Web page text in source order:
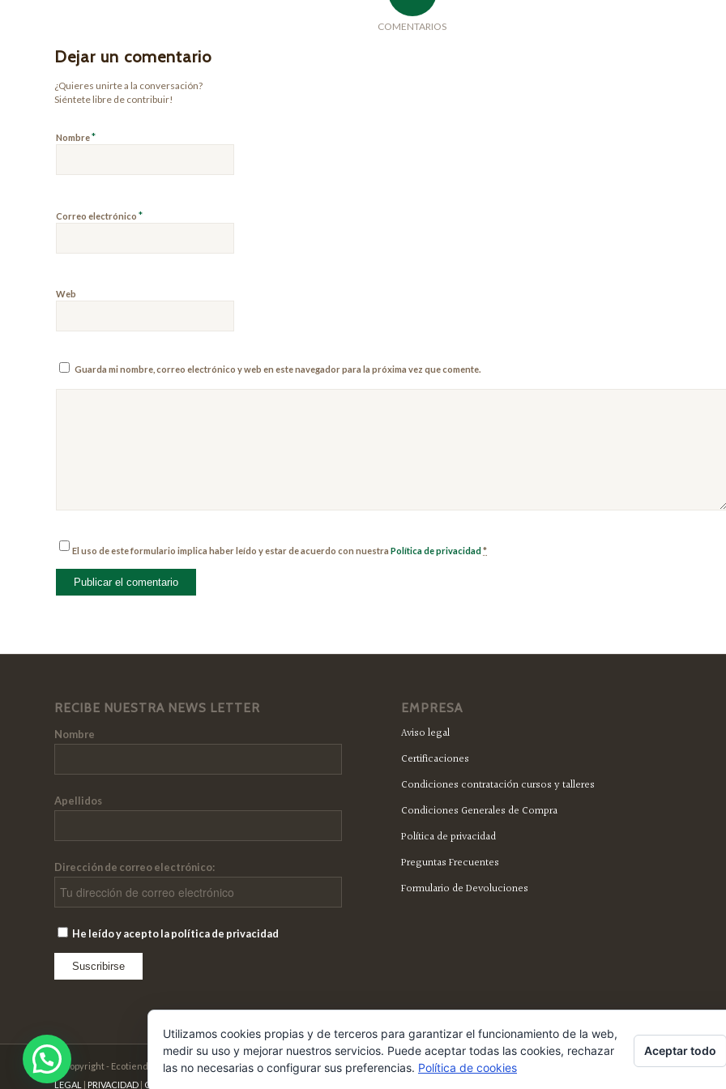
COMENTARIOS
Dejar un comentario
¿Quieres unirte a la conversación?
Siéntete libre de contribuir!
Nombre*
Correo electrónico *
Web
Guarda mi nombre, correo electrónico y web en este navegador para la próxima vez que comente.
El uso de este formulario implica haber leído y estar de acuerdo con nuestra Política de privacidad *
RECIBE NUESTRA NEWS LETTER
Nombre
Apellidos
Dirección de correo electrónico:
He leído y acepto la política de privacidad
EMPRESA
Aviso legal
Certificaciones
Condiciones contratación cursos y talleres
Condiciones Generales de Compra
Política de privacidad
Preguntas Frecuentes
Formulario de Devoluciones
© Copyright - Ecotienda Cibeles
LEGAL | PRIVACIDAD | COOKIES
Utilizamos cookies propias y de terceros para garantizar el funcionamiento de la web,
medir su uso y mejorar nuestros servicios. Puede aceptar todas las cookies, rechazar
las no necesarias o configurar sus preferencias. Política de cookies
Aceptar todo